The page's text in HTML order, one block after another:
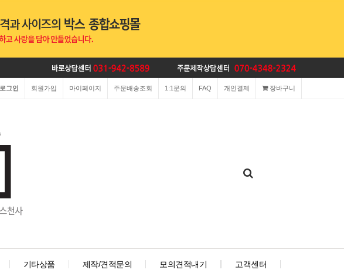
장바구니
개인결제
FAQ
1:1문의
주문배송조회
마이페이지
회원가입
로그인
기타상품 제작/견적문의 모의견적내기 고객센터